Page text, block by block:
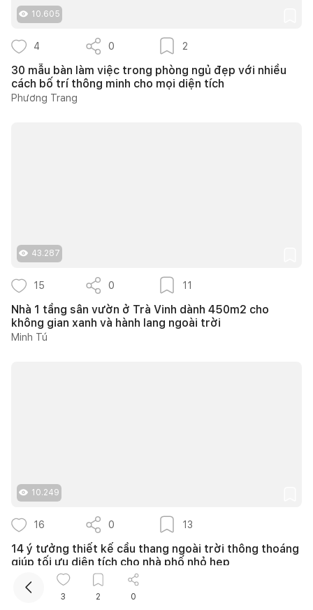
10.605
4 0 2
30 mẫu bàn làm việc trong phòng ngủ đẹp với nhiều
cách bố trí thông minh cho mọi diện tích
Phương Trang
43.287
15 0 11
Nhà 1 tầng sân vườn ở Trà Vinh dành 450m2 cho
không gian xanh và hành lang ngoài trời
Minh Tú
10.249
16 0 13
14 ý tưởng thiết kế cầu thang ngoài trời thông thoáng
giúp tối ưu diện tích cho nhà phố nhỏ hẹp
3 2 0